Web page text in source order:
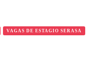
VAGAS DE ESTAGIO SERASA